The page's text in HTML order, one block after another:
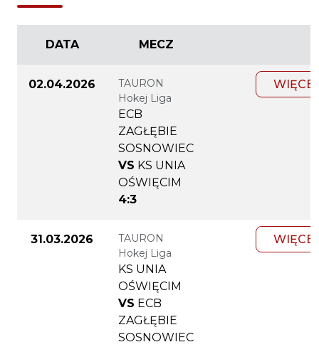
DATA MECZ
02.04.2026
TAURON
Hokej Liga
ECB
ZAGŁĘBIE
SOSNOWIEC
VS KS UNIA
OŚWIĘCIM
4:3
WIĘCEJ
31.03.2026
TAURON
Hokej Liga
KS UNIA
OŚWIĘCIM
VS ECB
ZAGŁĘBIE
SOSNOWIEC
WIĘCEJ